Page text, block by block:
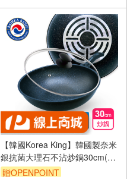
【韓國Korea King】韓國製奈米
銀抗菌大理石不沾炒鍋30cm(附
蓋)
贈OPENPOINT